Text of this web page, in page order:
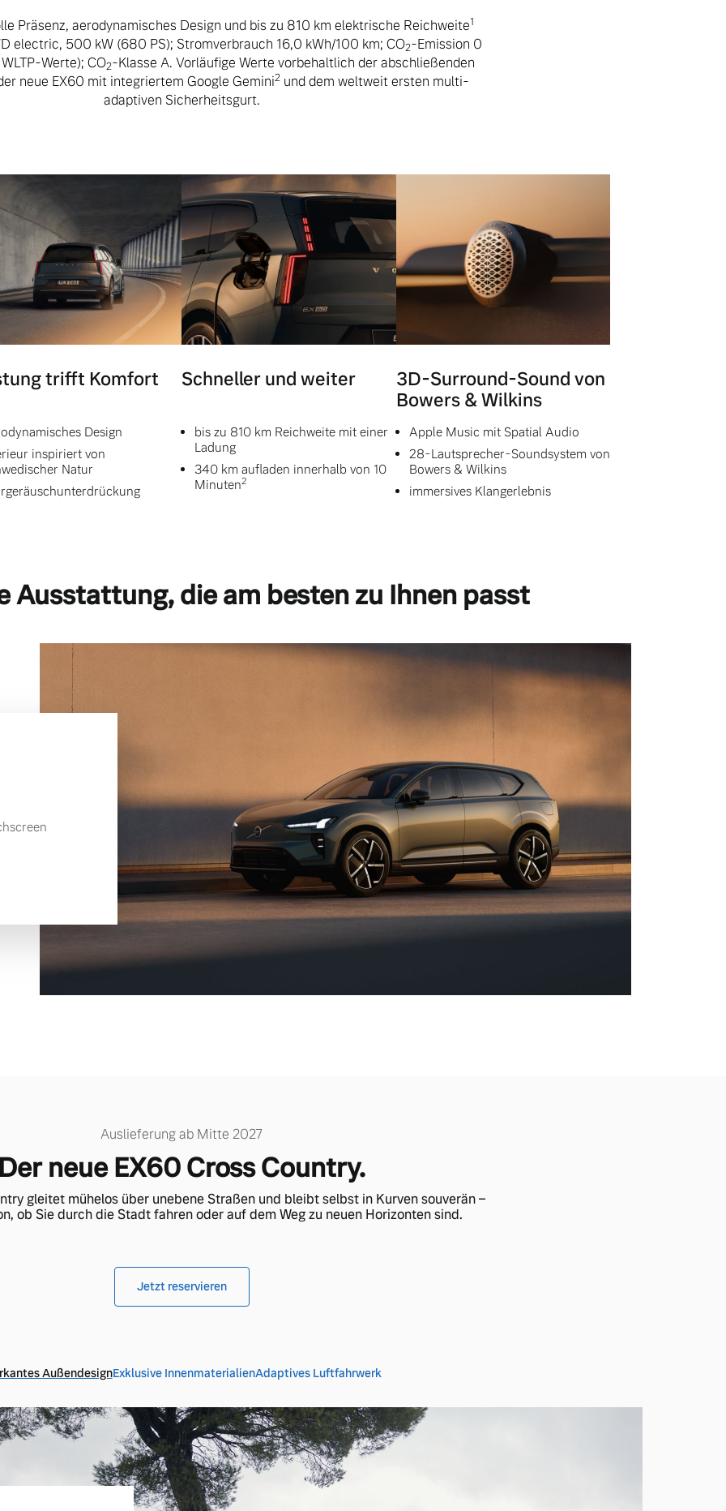
Präsenz, aerodynamisches Design und bis zu 810 km elektrische Reichweite1
electric, 500 kW (680 PS); Stromverbrauch 16,0 kWh/100 km; CO2-Emission 0
Werte); CO2-Klasse A. Vorläufige Werte vorbehaltlich der abschließenden
neue EX60 mit integriertem Google Gemini2 und dem weltweit ersten multi-
adaptiven Sicherheitsgurt.
trifft Komfort
Design
inspiriert von
Natur
Schneller und weiter
bis zu 810 km Reichweite mit einer
Ladung
340 km aufladen innerhalb von 10
Minuten2
3D-Surround-Sound von
Bowers & Wilkins
Apple Music mit Spatial Audio
28-Lautsprecher-Soundsystem von
Bowers & Wilkins
immersives Klangerlebnis
Ausstattung, die am besten zu Ihnen passt
Auslieferung ab Mitte 2027
Der neue EX60 Cross Country.
gleitet mühelos über unebene Straßen und bleibt selbst in Kurven souverän –
ob Sie durch die Stadt fahren oder auf dem Weg zu neuen Horizonten sind.
Jetzt reservieren
AußendesignExklusive InnenmaterialienAdaptives Luftfahrwerk